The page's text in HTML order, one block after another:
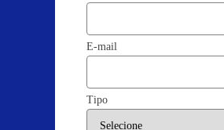
E-mail
Tipo